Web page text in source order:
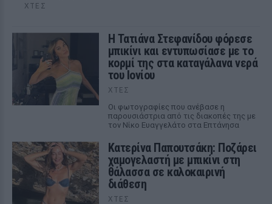
ΧΤΕΣ
Η Τατιάνα Στεφανίδου φόρεσε
μπικίνι και εντυπωσίασε με το
κορμί της στα καταγάλανα νερά
του Ιονίου
ΧΤΕΣ
Οι φωτογραφίες που ανέβασε η
παρουσιάστρια από τις διακοπές της με
τον Νίκο Ευαγγελάτο στα Επτάνησα
Κατερίνα Παπουτσάκη: Ποζάρει
χαμογελαστή με μπικίνι στη
θάλασσα σε καλοκαιρινή
διάθεση
ΧΤΕΣ